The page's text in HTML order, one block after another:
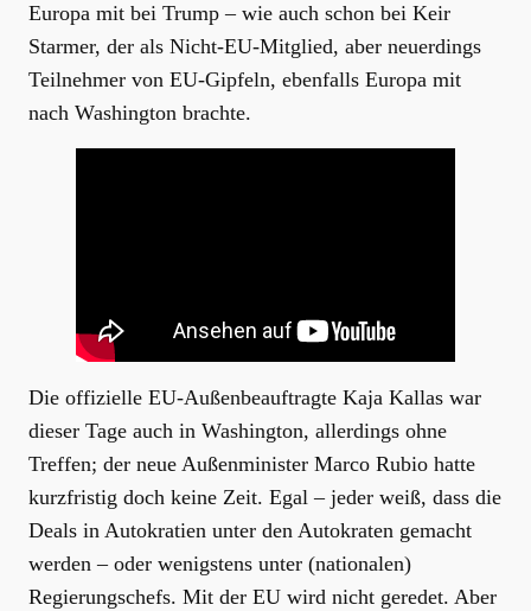
Europa mit bei Trump – wie auch schon bei Keir
Starmer, der als Nicht-EU-Mitglied, aber neuerdings
Teilnehmer von EU-Gipfeln, ebenfalls Europa mit
nach Washington brachte.
Die offizielle EU-Außenbeauftragte Kaja Kallas war
dieser Tage auch in Washington, allerdings ohne
Treffen; der neue Außenminister Marco Rubio hatte
kurzfristig doch keine Zeit. Egal – jeder weiß, dass die
Deals in Autokratien unter den Autokraten gemacht
werden – oder wenigstens unter (nationalen)
Regierungschefs. Mit der EU wird nicht geredet. Aber